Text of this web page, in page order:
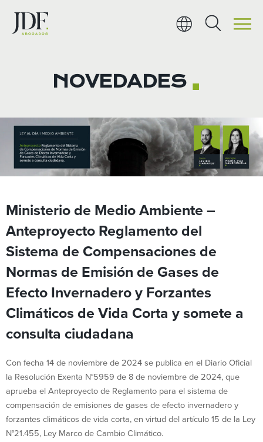
contenido
NOVEDADES ■
Ministerio de Medio Ambiente –
Anteproyecto Reglamento del
Sistema de Compensaciones de
Normas de Emisión de Gases de
Efecto Invernadero y Forzantes
Climáticos de Vida Corta y somete a
consulta ciudadana
Con fecha 14 de noviembre de 2024 se publica en el Diario Oficial
la Resolución Exenta N°5959 de 8 de noviembre de 2024, que
aprueba el Anteproyecto de Reglamento para el sistema de
compensación de emisiones de gases de efecto invernadero y
forzantes climáticos de vida corta, en virtud del artículo 15 de la Ley
N°21.455, Ley Marco de Cambio Climático.